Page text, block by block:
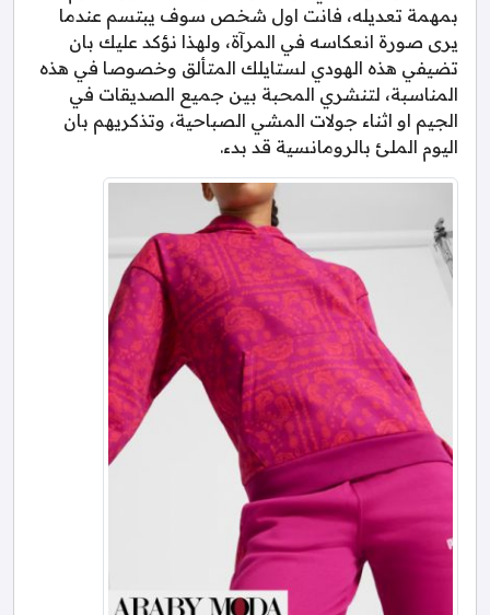
بمهمة تعديله، فانت اول شخص سوف يبتسم عندما
يرى صورة انعكاسه في المرآة، ولهذا نؤكد عليك بان
تضيفي هذه الهودي لستايلك المتألق وخصوصا في هذه
المناسبة، لتنشري المحبة بين جميع الصديقات في
الجيم او اثناء جولات المشي الصباحية، وتذكريهم بان
اليوم الملئ بالرومانسية قد بدء.